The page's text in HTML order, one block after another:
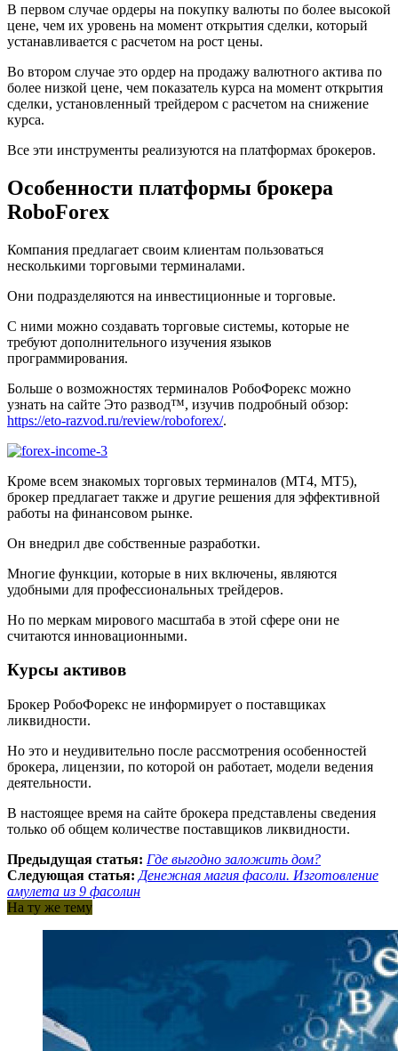
В первом случае ордеры на покупку валюты по более высокой
цене, чем их уровень на момент открытия сделки, который
устанавливается с расчетом на рост цены.
Во втором случае это ордер на продажу валютного актива по
более низкой цене, чем показатель курса на момент открытия
сделки, установленный трейдером с расчетом на снижение
курса.
Все эти инструменты реализуются на платформах брокеров.
Особенности платформы брокера
RoboForex
Компания предлагает своим клиентам пользоваться
несколькими торговыми терминалами.
Они подразделяются на инвестиционные и торговые.
С ними можно создавать торговые системы, которые не
требуют дополнительного изучения языков
программирования.
Больше о возможностях терминалов РобоФорекс можно
узнать на сайте Это развод™, изучив подробный обзор:
https://eto-razvod.ru/review/roboforex/.
Кроме всем знакомых торговых терминалов (MT4, MT5),
брокер предлагает также и другие решения для эффективной
работы на финансовом рынке.
Он внедрил две собственные разработки.
Многие функции, которые в них включены, являются
удобными для профессиональных трейдеров.
Но по меркам мирового масштаба в этой сфере они не
считаются инновационными.
Курсы активов
Брокер РобоФорекс не информирует о поставщиках
ликвидности.
Но это и неудивительно после рассмотрения особенностей
брокера, лицензии, по которой он работает, модели ведения
деятельности.
В настоящее время на сайте брокера представлены сведения
только об общем количестве поставщиков ликвидности.
Предыдущая статья: Где выгодно заложить дом?
Следующая статья: Денежная магия фасоли. Изготовление
амулета из 9 фасолин
На ту же тему